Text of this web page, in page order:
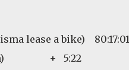
lease a bike) 80:17:01
+ 5:22